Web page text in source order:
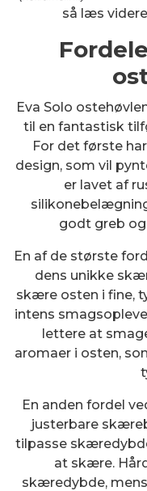
så læs
Eva Solo
til en fantastisk
For det første
design, som vil
er lavet af
godt greb
En af de største
dens unikke
skære osten i fine,
intens
lettere at
aromaer i osten,
En anden fordel
justerbare
tilpasse
at skære.
skæredybde,